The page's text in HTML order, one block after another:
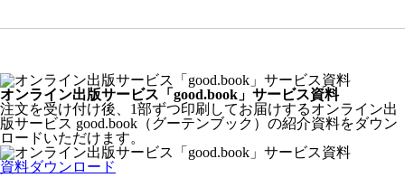
オンライン出版サービス「good.book」サービス資料
注文を受け付け後、1部ずつ印刷してお届けするオンライン出
版サービス good.book（グーテンブック）の紹介資料をダウン
ロードいただけます。
資料ダウンロード